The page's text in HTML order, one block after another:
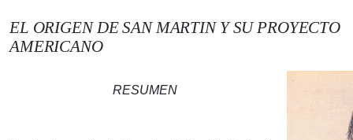
EL ORIGEN DE SAN MARTIN Y SU PROYECTO
AMERICANO
RESUMEN